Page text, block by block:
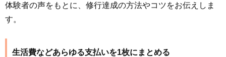
体験者の声をもとに、修行達成の方法やコツをお伝えしま
す。
生活費などあらゆる支払いを1枚にまとめる